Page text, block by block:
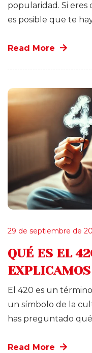
popularidad. Si
es posible que te
Read More
29 de septiembre de
QUÉ ES EL
EXPLICAMOS
El 420 es un
un símbolo de la
has preguntado
Read More